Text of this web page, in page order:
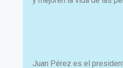
Juan Pérez es el